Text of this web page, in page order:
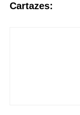
Cartazes: